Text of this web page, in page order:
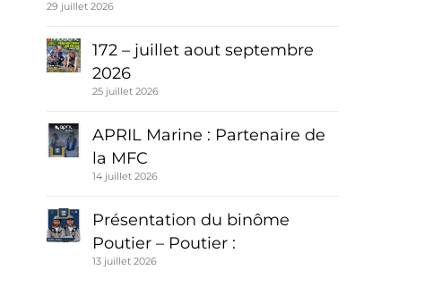
29 juillet 2026
172 – juillet aout septembre
2026
25 juillet 2026
APRIL Marine : Partenaire de
la MFC
14 juillet 2026
Présentation du binôme
Poutier – Poutier :
13 juillet 2026